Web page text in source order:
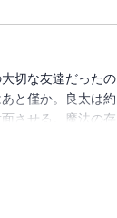
切な友達だったの
と僅か。良太は約
させる。魔法の存
頃、研究所は新た